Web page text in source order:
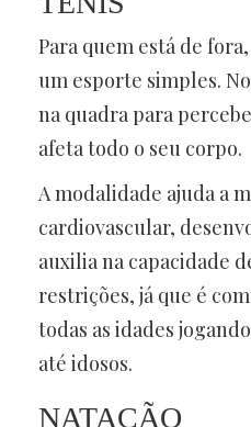
Para quem está de
um esporte simples.
na quadra para
afeta todo o seu corpo.
A modalidade ajuda a
cardiovascular,
auxilia na capacidade
restrições, já que é
todas as idades
até idosos.
NATAÇÃO